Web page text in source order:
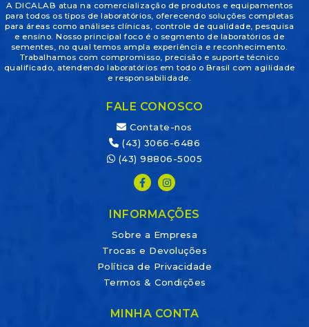
A DICALAB atua na comercialização de produtos e equipamentos
para todos os tipos de laboratórios, oferecendo soluções completas
para áreas como análises clínicas, controle de qualidade, pesquisa
e ensino. Nosso principal foco é o segmento de laboratórios de
sementes, no qual temos ampla experiência e reconhecimento.
Trabalhamos com compromisso, precisão e suporte técnico
qualificado, atendendo laboratórios em todo o Brasil com agilidade
e responsabilidade.
FALE CONOSCO
Contate-nos
(43) 3066-6486
(43) 98806-5005
INFORMAÇÕES
Sobre a Empresa
Trocas e Devoluções
Política de Privacidade
Termos & Condições
MINHA CONTA